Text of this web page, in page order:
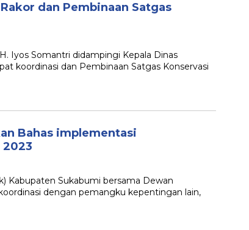
dan Pembinaan Satgas
Iyos Somantri didampingi Kepala Dinas
koordinasi dan Pembinaan Satgas Konservasi
Bahas implementasi
Kabupaten Sukabumi bersama Dewan
dengan pemangku kepentingan lain,